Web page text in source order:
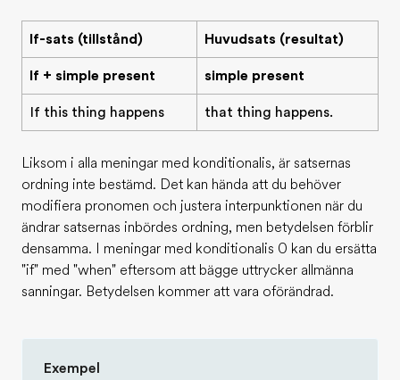
Karriär
Bli en del av vårt team
If-sats (tillstånd) Huvudsats (resultat)
If + simple present simple present
If this thing happens that thing happens.
Liksom i alla meningar med konditionalis, är satsernas
ordning inte bestämd. Det kan hända att du behöver
modifiera pronomen och justera interpunktionen när du
ändrar satsernas inbördes ordning, men betydelsen förblir
densamma. I meningar med konditionalis 0 kan du ersätta
"if" med "when" eftersom att bägge uttrycker allmänna
sanningar. Betydelsen kommer att vara oförändrad.
Exempel